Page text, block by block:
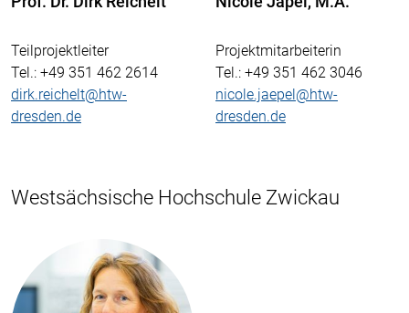
Teilprojektleiter
Tel.: +49 351 462 2614
dirk.reichelt@htw-
dresden.de
Projektmitarbeiterin
Tel.: +49 351 462 3046
nicole.jaepel@htw-
dresden.de
Westsächsische Hochschule Zwickau